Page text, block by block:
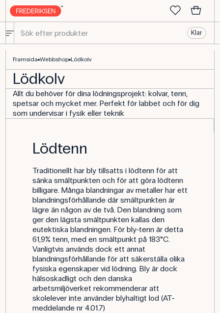
Klar
Framsida Webbshop Lödkolv
Lödkolv
Allt du behöver för dina lödningsprojekt: kolvar, tenn,
spetsar och mycket mer. Perfekt för labbet och för dig
som undervisar i fysik eller teknik
Lödtenn
Traditionellt har bly tillsatts i lödtenn för att
sänka smältpunkten och för att göra lödtenn
billigare. Många blandningar av metaller har ett
blandningsförhållande där smältpunkten är
lägre än någon av de två. Den blandning som
ger den lägsta smältpunkten kallas den
eutektiska blandningen. För bly-tenn är detta
61,9% tenn, med en smältpunkt på 183°C.
Vanligtvis används dock ett annat
blandningsförhållande för att säkerställa olika
fysiska egenskaper vid lödning. Bly är dock
hälsoskadligt och den danska
arbetsmiljöverket rekommenderar att
skolelever inte använder blyhaltigt lod (AT-
meddelande nr 4.01.7)